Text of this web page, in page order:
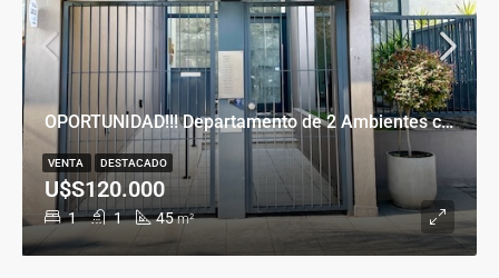
OPORTUNIDAD!!! Departamento de 2 Ambientes con Cochera en Banfield Este
1 1 45 m²
U$S120.000
VENTA DESTACADO